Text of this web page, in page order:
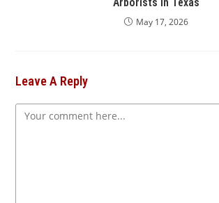
May 17, 2026
Leave A Reply
Comment